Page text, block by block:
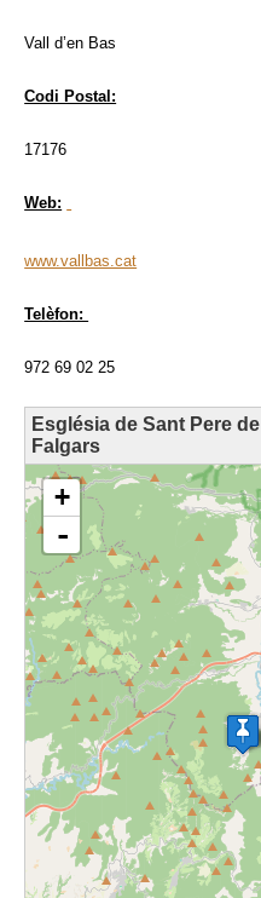
Vall d’en Bas
Codi Postal:
17176
Web:
www.vallbas.cat
Telèfon:
972 69 02 25
Església de Sant Pere de
Falgars
loading map - please wait...
+
-